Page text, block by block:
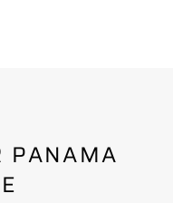
PANAMA